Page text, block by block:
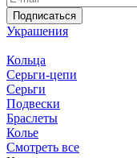
Подписаться
Украшения
Кольца
Серьги-цепи
Серьги
Подвески
Браслеты
Колье
Смотреть все